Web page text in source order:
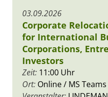
03.09.2026
Corporate
for International
Corporations,
Investors
Zeit: 11:00 Uhr
Ort: Online / MS Teams